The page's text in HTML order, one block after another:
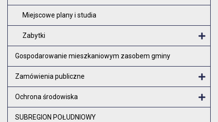
Miejscowe plany i studia
Zabytki
Gospodarowanie mieszkaniowym zasobem gminy
Zamówienia publiczne
Ochrona środowiska
SUBREGION POŁUDNIOWY